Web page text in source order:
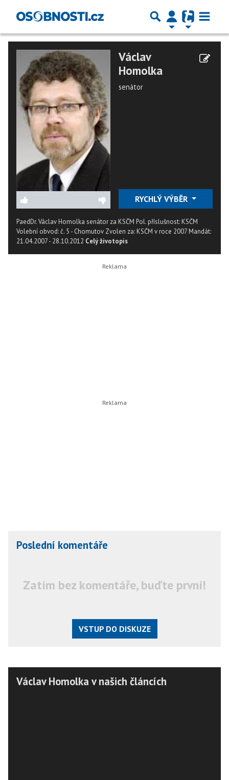
Václav
Homolka
senátor
RYCHLÝ VÝBĚR
PaedDr. Václav Homolka senátor za KSČM Pol. příslušnost: KSČM
Volební obvod: č. 5 - Chomutov Zvolen za: KSČM v roce 2007 Mandát:
21.04.2007 - 28.10.2012 Celý životopis
Poslední komentáře
Zatím bez komentáře, buďte první!
VSTUP DO DISKUZE
Václav Homolka v našich článcích